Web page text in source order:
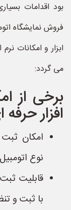
بود اقدامات
فروش نمایشگاه
ابزار و امکانات
می گردد:
برخی از
افزار
امکان
نوع اتومبیل
قابلیت
با ثبت و